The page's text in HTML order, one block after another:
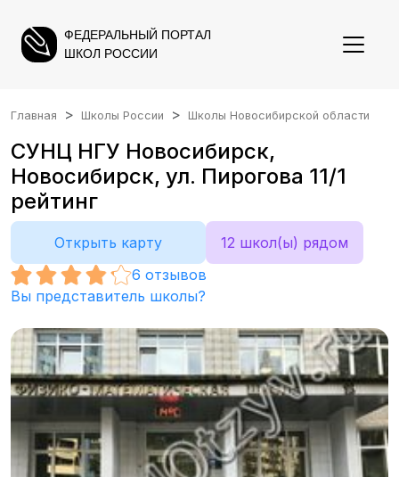
ФЕДЕРАЛЬНЫЙ ПОРТАЛ
ШКОЛ РОССИИ
Главная Школы России Школы Новосибирской области
СУНЦ НГУ Новосибирск,
Новосибирск, ул. Пирогова 11/1
рейтинг
Открыть карту
12 школ(ы) рядом
6 отзывов
Вы представитель школы?